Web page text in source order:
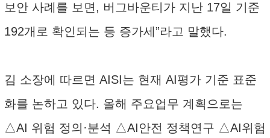
보안 사례를 보면, 버그바운티가 지난 17일 기준
192개로 확인되는 등 증가세”라고 말했다.
김 소장에 따르면 AISI는 현재 AI평가 기준 표준
화를 논하고 있다. 올해 주요업무 계획으로는
△AI 위험 정의·분석 △AI안전 정책연구 △AI위험